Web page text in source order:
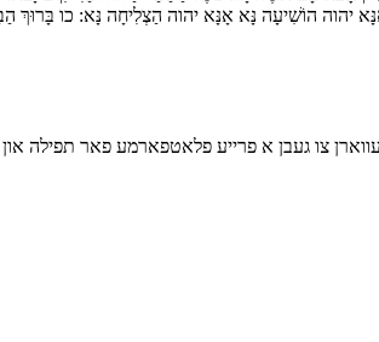
יהוה הוֹשִׁיעָה נָּא אָנָּא יהוה הַצְלִיחָה נָּא: כו בָּרוּךְ
צו געבן א פרייע פלאטפארמע פאר תפילה